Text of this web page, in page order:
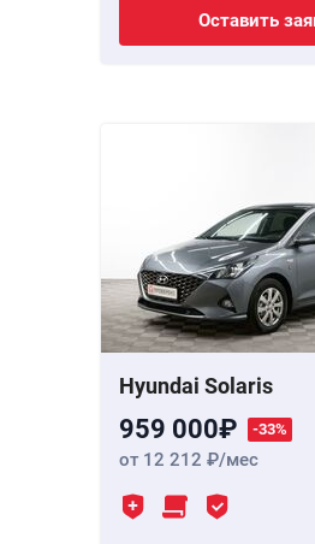
Оставить
Hyundai Solaris
959 000 -33%
от 12 212 /мес